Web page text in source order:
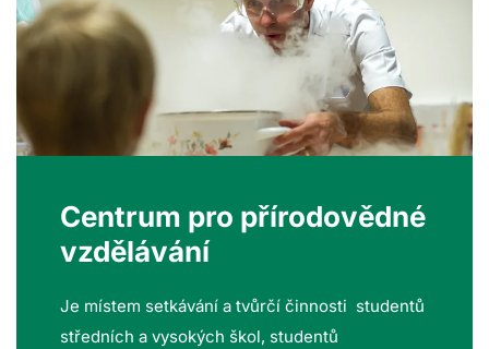
Centrum pro přírodovědné
vzdělávání
Je místem setkávání a tvůrčí činnosti studentů
středních a vysokých škol, studentů